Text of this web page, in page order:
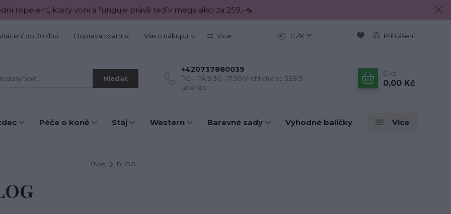
repelent, který voní a funguje právě teď v mega akci za 259,-🦟
do 30 dnů Doprava zdarma Vše o nákupu Více CZK Přihlášení
Hledat
+420737880039
PO - PÁ 9.30 - 17.30 Vrchlického 338/3
Liberec
0 ks
0,00 Kč
Péče o koně Stáj Western Barevné sady Výhodné balíčky Více
Úvod BLOG